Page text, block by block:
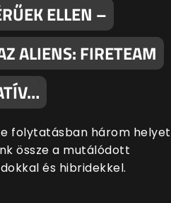
ELLEN –
ALIENS: FIRETEAM
folytatásban három
össze a mutálódott
és hibridekkel.